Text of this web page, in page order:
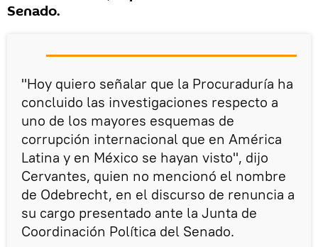
Senado.
"Hoy quiero señalar que la Procuraduría ha
concluido las investigaciones respecto a
uno de los mayores esquemas de
corrupción internacional que en América
Latina y en México se hayan visto", dijo
Cervantes, quien no mencionó el nombre
de Odebrecht, en el discurso de renuncia a
su cargo presentado ante la Junta de
Coordinación Política del Senado.